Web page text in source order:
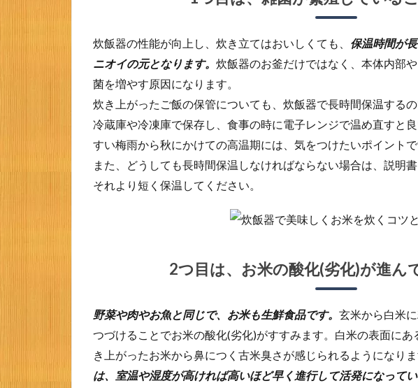
す。
1.2
2つ目
は、
お米
の酸
化(劣
進ん
でし
り・
乾
燥・
カビ
など
炊飯器の性能が向上し、炊き立てはおいしくても、 保温時間が
ニオイの元となります。 炊飯器のお釜だけではなく、本体内部
菌を増やす原因になります。
炊き上がったご飯の保管についても、炊飯器で長時間保温する
冷蔵庫や冷凍庫で保存し、食事の時に電子レンジで温め直すと
すい梅雨から秋にかけての高温期には、気をつけたいポイントで
また、どうしても長時間保温しなければならない場合は、説明
それより短く保温してください。
2つ目は、お米の酸化(劣化)が進ん
野菜や肉やお魚と同じで、お米も生鮮食品です。 玄米から白米
つづけることでお米の酸化(劣化)がすすみます。白米の表面に
き上がったお米から鼻につく古米臭さが感じられるようになり
は、室温や湿度が高ければ高いほど早く進行して活発になってい